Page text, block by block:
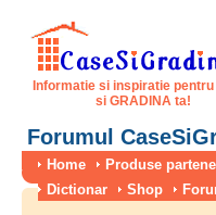
Informatie si inspiratie
si GRADINA ta!
Forumul
Home Produse
Dictionar
Shop